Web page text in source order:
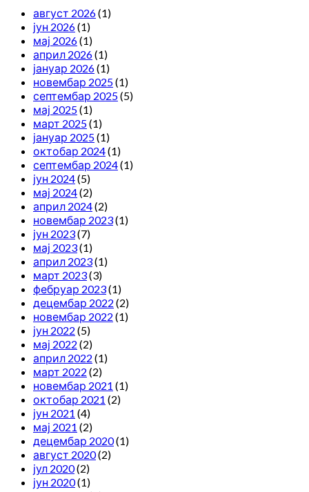
август 2026(1)
јун 2026(1)
мај 2026(1)
април 2026(1)
јануар 2026(1)
новембар 2025(1)
септембар 2025(5)
мај 2025(1)
март 2025(1)
јануар 2025(1)
октобар 2024(1)
септембар 2024(1)
јун 2024(5)
мај 2024(2)
април 2024(2)
новембар 2023(1)
јун 2023(7)
мај 2023(1)
април 2023(1)
март 2023(3)
фебруар 2023(1)
децембар 2022 (2)
новембар 2022 (1)
јун 2022 (5)
мај 2022 (2)
април 2022 (1)
март 2022 (2)
новембар 2021 (1)
октобар 2021 (2)
јун 2021 (4)
мај 2021 (2)
децембар 2020(1)
август 2020(2)
јул 2020(2)
јун 2020(1)